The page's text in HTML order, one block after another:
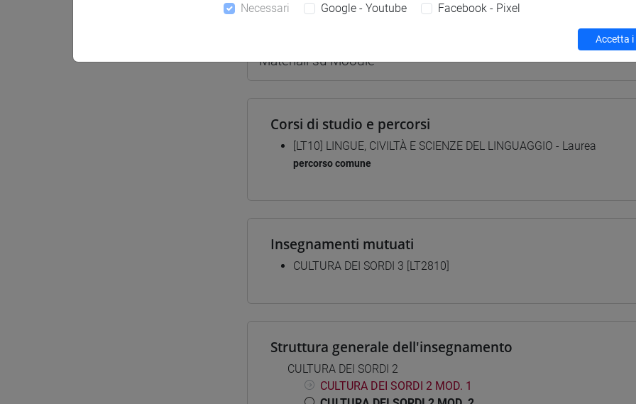
Materiali didattici
Materiali su Moodle
Corsi di studio e percorsi
[LT10] LINGUE, CIVILTÀ E SCIENZE DEL LINGUAGGIO - Laurea
percorso comune
Insegnamenti mutuati
CULTURA DEI SORDI 3 [LT2810]
Struttura generale dell'insegnamento
CULTURA DEI SORDI 2
CULTURA DEI SORDI 2 MOD. 1
Necessari Google - Youtube Facebook - Pixel
Accetta i